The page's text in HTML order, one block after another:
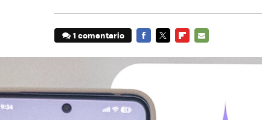
1 comentario
MAIL